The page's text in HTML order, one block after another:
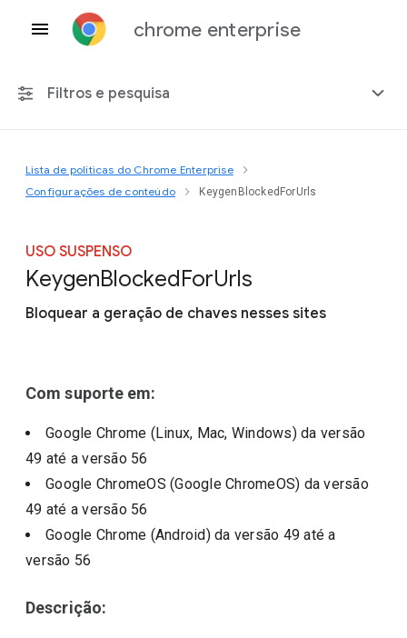
chrome enterprise
Filtros e pesquisa
Qualquer plataforma
Incluir políticas suspensas
Lista de políticas do Chrome Enterprise
Configurações de conteúdo
KeygenBlockedForUrls
USO SUSPENSO
KeygenBlockedForUrls
Bloquear a geração de chaves nesses sites
Com suporte em:
Google Chrome (Linux, Mac, Windows)da versão
49 até a versão 56
Google ChromeOS (Google ChromeOS) da versão
49 até a versão 56
Google Chrome (Android)da versão 49até a
versão 56
Descrição: